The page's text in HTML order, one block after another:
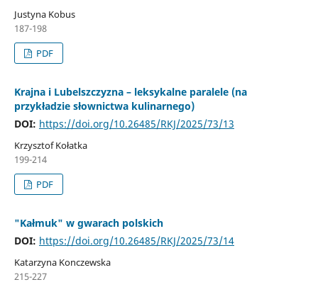
Justyna Kobus
187-198
PDF
Krajna i Lubelszczyzna – leksykalne paralele (na
przykładzie słownictwa kulinarnego)
DOI: https://doi.org/10.26485/RKJ/2025/73/13
Krzysztof Kołatka
199-214
PDF
"Kałmuk" w gwarach polskich
DOI: https://doi.org/10.26485/RKJ/2025/73/14
Katarzyna Konczewska
215-227